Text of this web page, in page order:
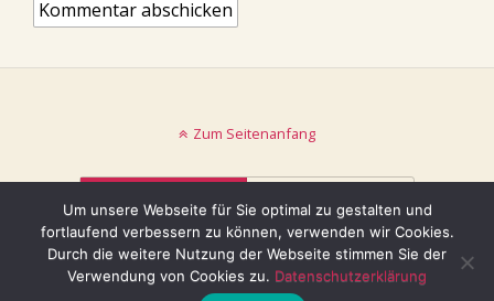
Zum Seitenanfang
Mobil Desktop
© keinblatt.de
Um unsere Webseite für Sie optimal zu gestalten und
fortlaufend verbessern zu können, verwenden wir Cookies.
Durch die weitere Nutzung der Webseite stimmen Sie der
Verwendung von Cookies zu. Datenschutzerklärung